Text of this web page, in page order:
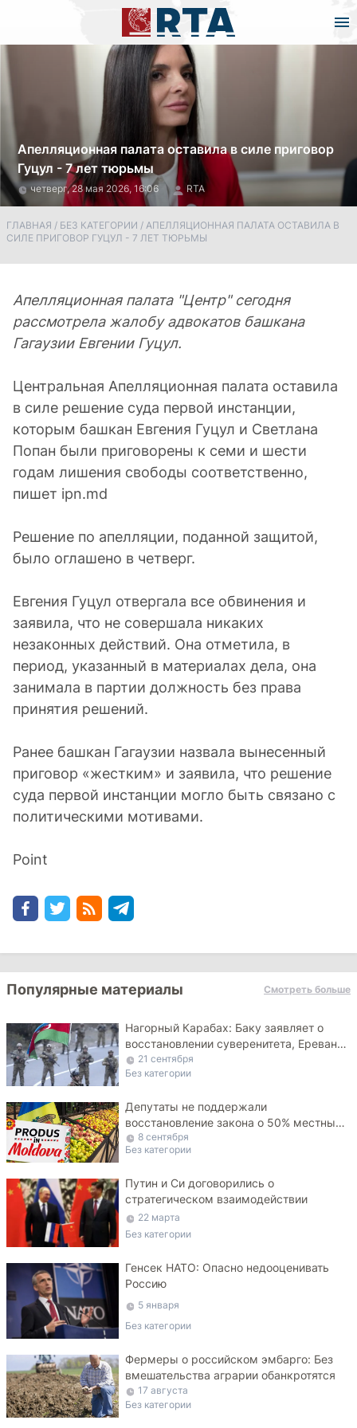
Апелляционная палата оставила в силе приговор
Гуцул - 7 лет тюрьмы
четверг, 28 мая 2026, 16:06 RTA
ГЛАВНАЯ / БЕЗ КАТЕГОРИИ / АПЕЛЛЯЦИОННАЯ ПАЛАТА ОСТАВИЛА В
СИЛЕ ПРИГОВОР ГУЦУЛ - 7 ЛЕТ ТЮРЬМЫ
Апелляционная палата "Центр" сегодня
рассмотрела жалобу адвокатов башкана
Гагаузии Евгении Гуцул.
Центральная Апелляционная палата оставила
в силе решение суда первой инстанции,
которым башкан Евгения Гуцул и Светлана
Попан были приговорены к семи и шести
годам лишения свободы соответственно,
пишет ipn.md
Решение по апелляции, поданной защитой,
было оглашено в четверг.
Евгения Гуцул отвергала все обвинения и
заявила, что не совершала никаких
незаконных действий. Она отметила, в
период, указанный в материалах дела, она
занимала в партии должность без права
принятия решений.
Ранее башкан Гагаузии назвала вынесенный
приговор «жестким» и заявила, что решение
суда первой инстанции могло быть связано с
политическими мотивами.
Point
Популярные материалы Смотреть больше
Нагорный Карабах: Баку заявляет о
восстановлении суверенитета, Ереван
ждёт гарантий от РФ
21 сентября
Без категории
Депутаты не поддержали
восстановление закона о 50% местных
продуктов на прилавках
8 сентября
Без категории
Путин и Си договорились о
стратегическом взаимодействии
22 марта
Без категории
Генсек НАТО: Опасно недооценивать
Россию
5 января
Без категории
Фермеры о российском эмбарго: Без
вмешательства аграрии обанкротятся
17 августа
Без категории